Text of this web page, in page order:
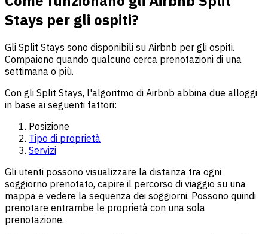
Stays per gli ospiti?
Gli Split Stays sono disponibili su Airbnb per gli ospiti.
Compaiono quando qualcuno cerca prenotazioni di una
settimana o più.
Con gli Split Stays, l'algoritmo di Airbnb abbina due alloggi
in base ai seguenti fattori:
Posizione
Tipo di proprietà
Servizi
Gli utenti possono visualizzare la distanza tra ogni
soggiorno prenotato, capire il percorso di viaggio su una
mappa e vedere la sequenza dei soggiorni. Possono quindi
prenotare entrambe le proprietà con una sola
prenotazione.